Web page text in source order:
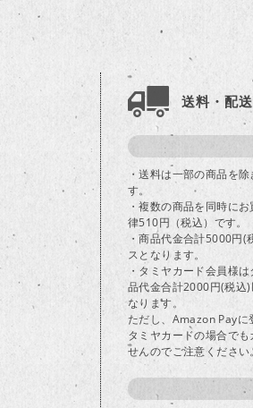
送料・配
・送料は一部の商品を
す。
・複数の商品を同時に
律510円（税込）です。
・商品代金合計5000円
スとなります。
・タミヤカード会員様
品代金合計2000円(税込
なります。
ただし、Amazon Payに
タミヤカードの場合で
せんのでご注意ください